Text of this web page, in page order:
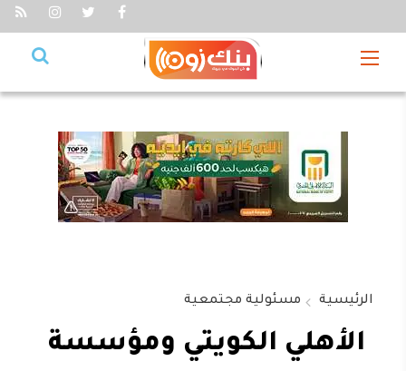
الرئيسية مسئولية مجتمعية
الأهلي الكويتي ومؤسسة